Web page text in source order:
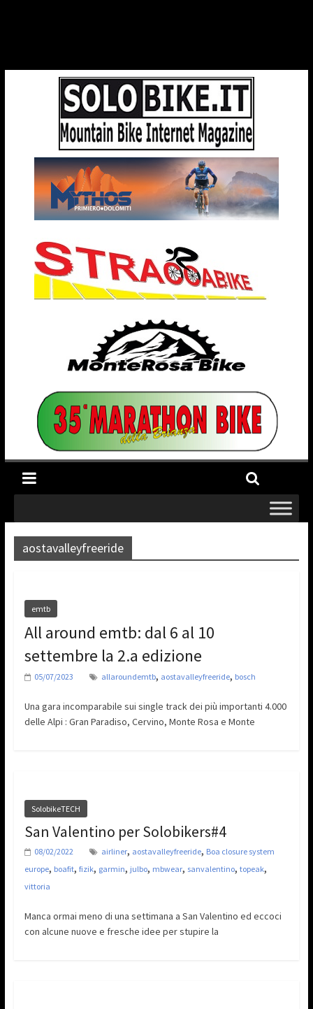
aostavalleyfreeride
emtb
All around emtb: dal 6 al 10
settembre la 2.a edizione
05/07/2023 allaroundemtb, aostavalleyfreeride, bosch
Una gara incomparabile sui single track dei più importanti 4.000
delle Alpi : Gran Paradiso, Cervino, Monte Rosa e Monte
SolobikeTECH
San Valentino per Solobikers#4
08/02/2022 airliner, aostavalleyfreeride, Boa closure system
europe, boafit, fizik, garmin, julbo, mbwear, sanvalentino, topeak,
vittoria
Manca ormai meno di una settimana a San Valentino ed eccoci
con alcune nuove e fresche idee per stupire la